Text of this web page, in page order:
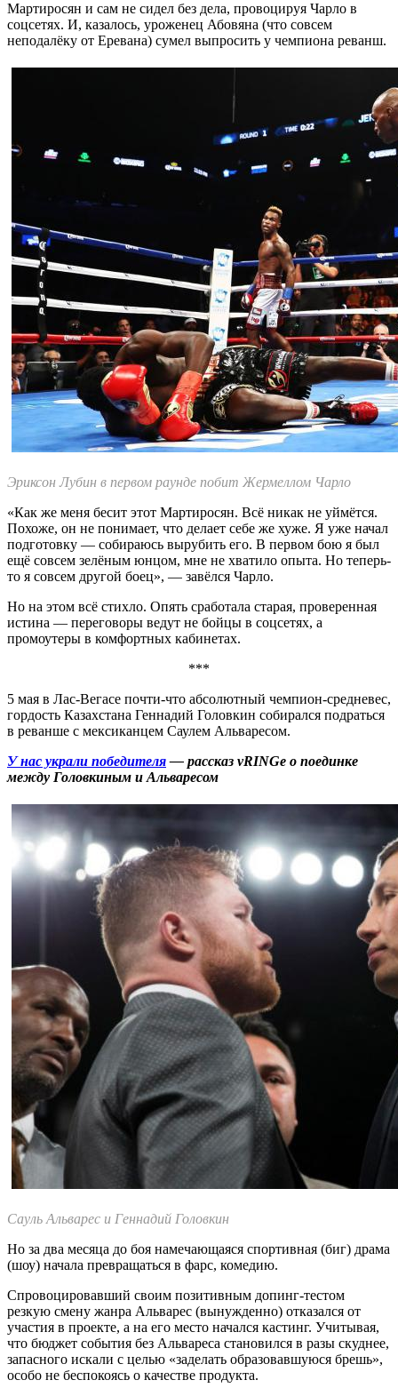
Мартиросян и сам не сидел без дела, провоцируя Чарло в
соцсетях. И, казалось, уроженец Абовяна (что совсем
неподалёку от Еревана) сумел выпросить у чемпиона реванш.
Эриксон Лубин в первом раунде побит Жермеллом Чарло
«Как же меня бесит этот Мартиросян. Всё никак не уймётся.
Похоже, он не понимает, что делает себе же хуже. Я уже начал
подготовку — собираюсь вырубить его. В первом бою я был
ещё совсем зелёным юнцом, мне не хватило опыта. Но теперь-
то я совсем другой боец», — завёлся Чарло.
Но на этом всё стихло. Опять сработала старая, проверенная
истина — переговоры ведут не бойцы в соцсетях, а
промоутеры в комфортных кабинетах.
***
5 мая в Лас-Вегасе почти-что абсолютный чемпион-средневес,
гордость Казахстана Геннадий Головкин собирался подраться
в реванше с мексиканцем Саулем Альваресом.
У нас украли победителя— рассказ vRINGe о поединке
между Головкиным и Альваресом
Сауль Альварес и Геннадий Головкин
Но за два месяца до боя намечающаяся спортивная (биг) драма
(шоу) начала превращаться в фарс, комедию.
Спровоцировавший своим позитивным допинг-тестом
резкую смену жанра Альварес (вынужденно) отказался от
участия в проекте, а на его место начался кастинг. Учитывая,
что бюджет события без Альвареса становился в разы скуднее,
запасного искали с целью «заделать образовавшуюся брешь»,
особо не беспокоясь о качестве продукта.